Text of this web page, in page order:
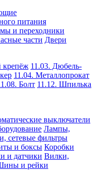
питания
и переходники
части Двери
крепёж 11.03. Дюбель-
11.04. Металлопрокат
Болт 11.12. Шпилька
выключатели
Лампы,
сетевые фильтры
и боксы Коробки
и датчики Вилки,
и рейки